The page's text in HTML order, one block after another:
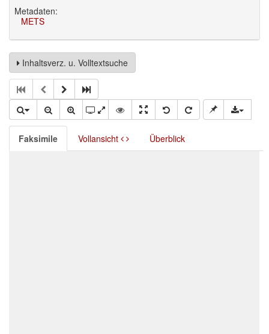
Metadaten:
METS
Inhaltsverz. u. Volltextsuche
Faksimile Vollansicht Überblick